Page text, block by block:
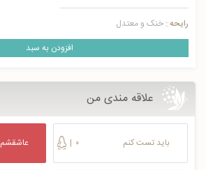
رایحه : خنک و معتدل
افزودن به سبد
علاقه مندی من
باید تست کنم | ۰ عاشقشم